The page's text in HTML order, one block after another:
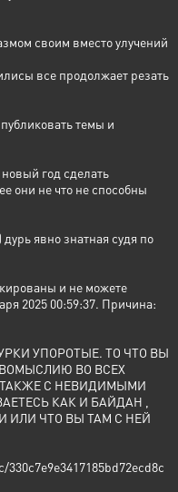
своим вместо улучений
все продолжает резать
темы и
год сделать
они не что не способны
дурь явно знатная судя по
и не можете
2025 00:59:37. Причина:
УПОРОТЫЕ. ТО ЧТО ВЫ
ВО ВСЕХ
С НЕВИДИМЫМИ
КАК И БАЙДАН ,
ИЛИ ЧТО ВЫ ТАМ С НЕЙ